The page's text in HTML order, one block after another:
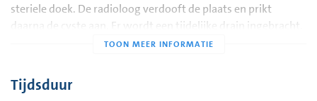
steriele doek. De radioloog verdooft de plaats en prikt
daarna de cyste aan. Er wordt een tijdelijke drain ingebracht.
Via de drain wordt de cyste leeggezogen en daarna gevuld
Tussen het leegzuigen van de cyste en het injecteren van de
alcohol vindt soms controle van de cyste plaats door het
Tijdsduur